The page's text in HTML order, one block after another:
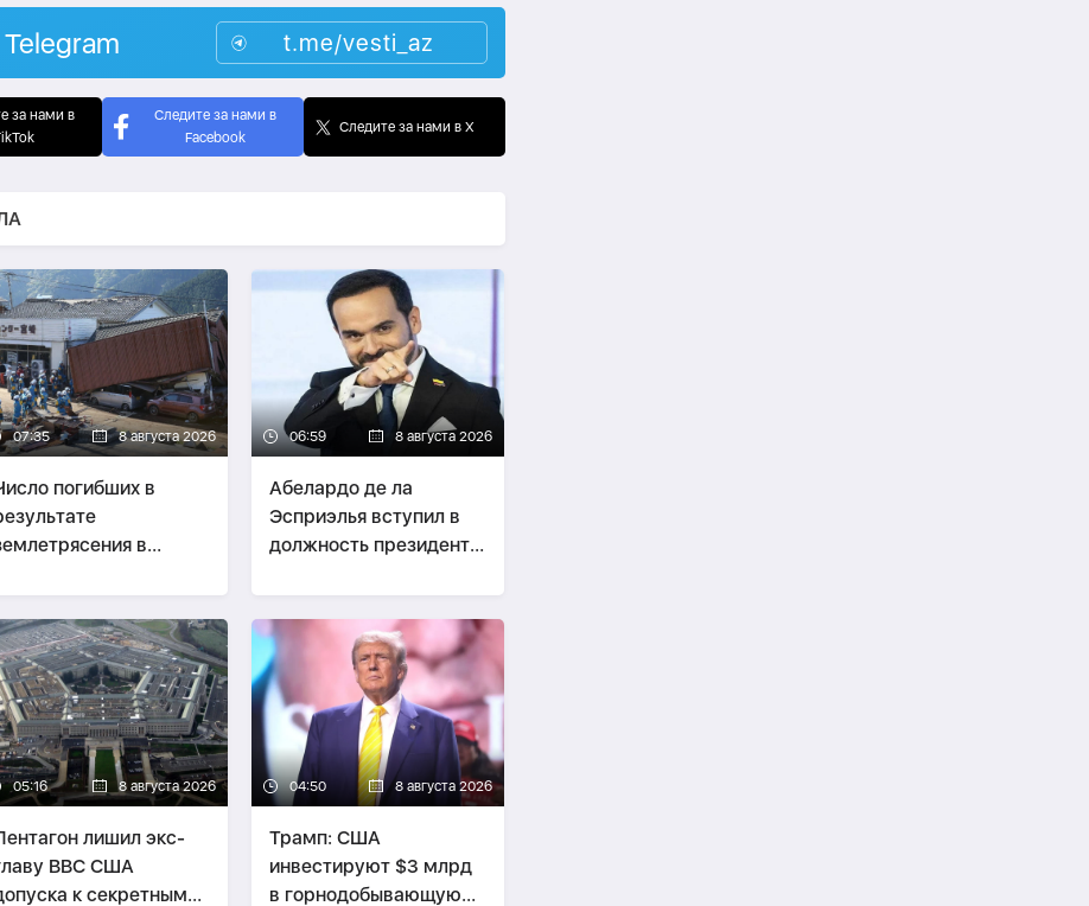
t.me/vesti_az
за нами в
Следите за нами в
Facebook
Следите за нами в X
07:35 8 августа 2026
погибших в
в
06:59 8 августа 2026
Абелардо де ла
Эсприэлья вступил в
должность президента
05:16 8 августа 2026
лишил экс-
ВВС США
к секретным
04:50 8 августа 2026
Трамп: США
инвестируют $3 млрд
в горнодобывающую